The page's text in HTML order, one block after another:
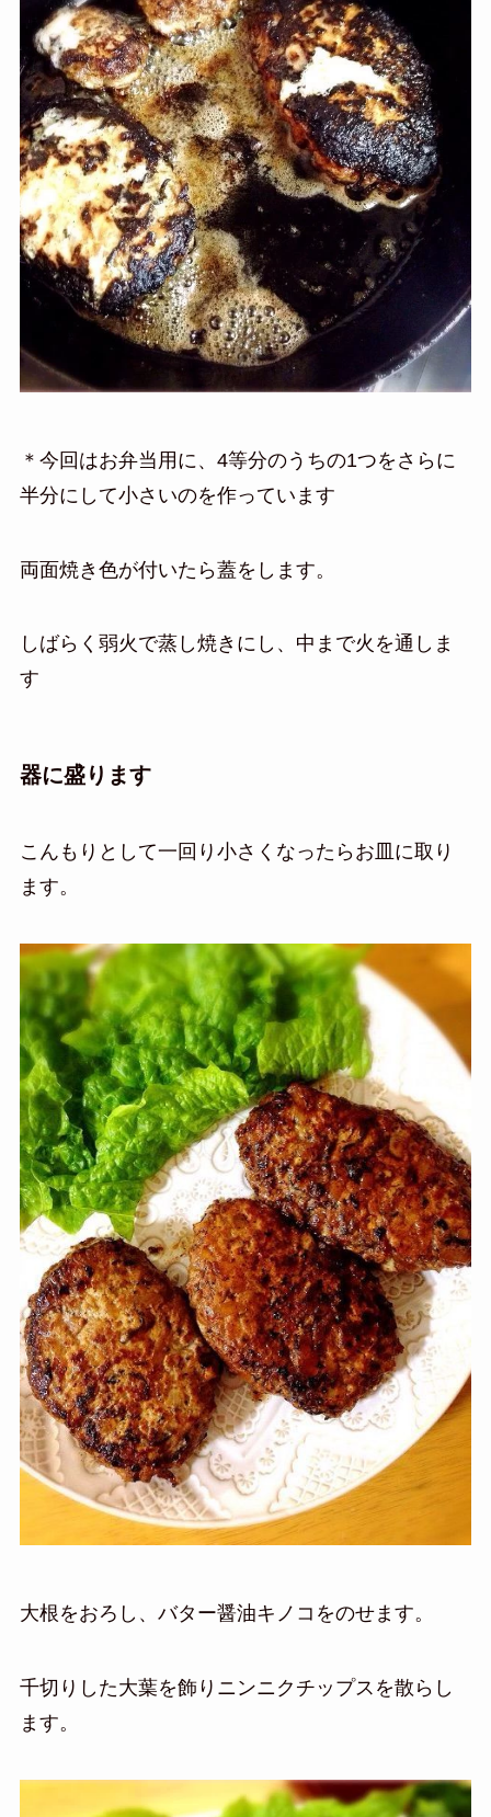
＊今回はお弁当用に、4等分のうちの1つをさらに
半分にして小さいのを作っています
両面焼き色が付いたら蓋をします。
しばらく弱火で蒸し焼きにし、中まで火を通しま
す
器に盛ります
こんもりとして一回り小さくなったらお皿に取り
ます。
大根をおろし、バター醤油キノコをのせます。
千切りした大葉を飾りニンニクチップスを散らし
ます。